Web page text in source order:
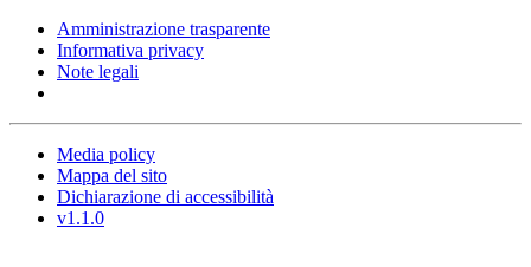
Amministrazione trasparente
Informativa privacy
Note legali
Media policy
Mappa del sito
Dichiarazione di accessibilità
v1.1.0